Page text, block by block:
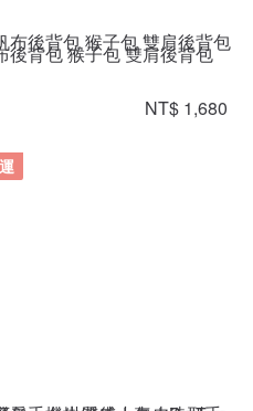
後背包 猴子包 雙肩後背包
NT$ 1,680